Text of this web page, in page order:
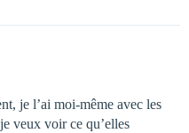
je l’ai moi-même avec les
veux voir ce qu’elles